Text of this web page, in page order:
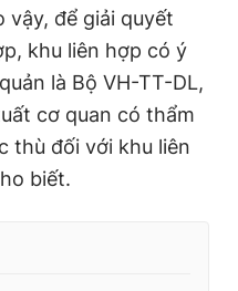
vậy, để giải quyết
khu liên hợp có ý
là Bộ VH-TT-DL,
cơ quan có thẩm
thù đối với khu liên
biết.